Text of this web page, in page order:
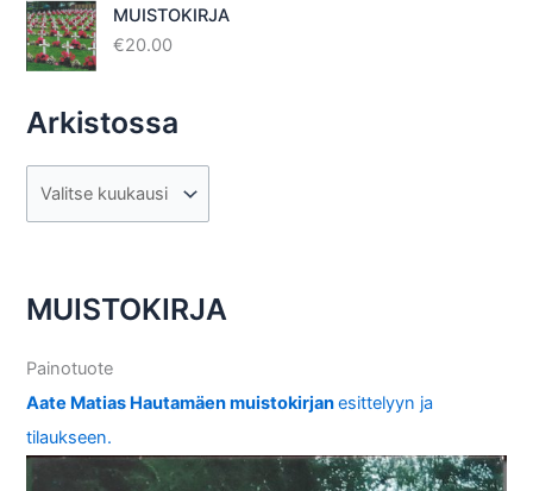
MUISTOKIRJA
€20.00
Arkistossa
r
s
s
MUISTOKIRJA
Painotuote
Aate Matias Hautamäen muistokirjanesittelyyn ja
tilaukseen.